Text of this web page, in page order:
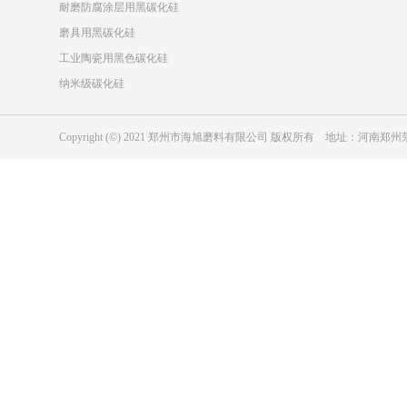
耐磨防腐涂层用黑碳化硅
磨具用黑碳化硅
工业陶瓷用黑色碳化硅
纳米级碳化硅
Copyright (©) 2021 郑州市海旭磨料有限公司 版权所有 地址：河南郑